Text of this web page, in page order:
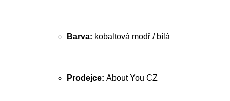
Barva: kobaltová modř / bílá
Prodejce: About You CZ